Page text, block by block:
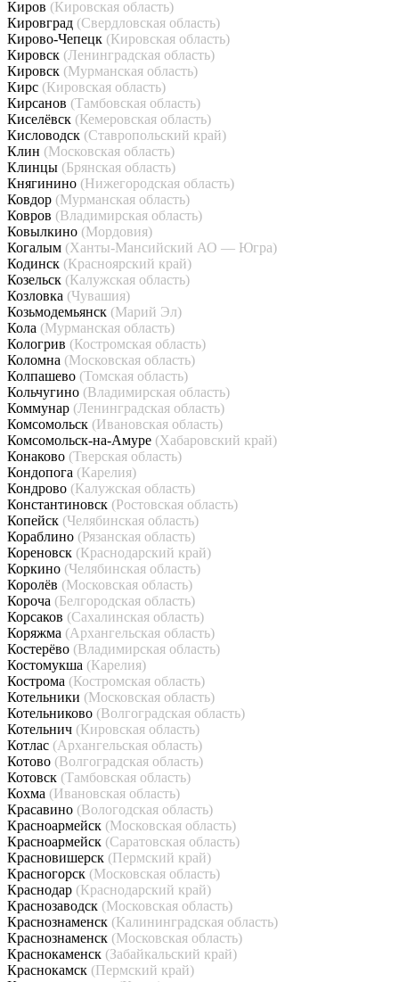
Киров (Кировская область)
Кировград (Свердловская область)
Кирово-Чепецк (Кировская область)
Кировск (Ленинградская область)
Кировск (Мурманская область)
Кирс (Кировская область)
Кирсанов (Тамбовская область)
Киселёвск (Кемеровская область)
Кисловодск (Ставропольский край)
Клин (Московская область)
Клинцы (Брянская область)
Княгинино (Нижегородская область)
Ковдор (Мурманская область)
Ковров (Владимирская область)
Ковылкино (Мордовия)
Когалым (Ханты-Мансийский АО — Югра)
Кодинск (Красноярский край)
Козельск (Калужская область)
Козловка (Чувашия)
Козьмодемьянск (Марий Эл)
Кола (Мурманская область)
Кологрив (Костромская область)
Коломна (Московская область)
Колпашево (Томская область)
Кольчугино (Владимирская область)
Коммунар (Ленинградская область)
Комсомольск (Ивановская область)
Комсомольск-на-Амуре (Хабаровский край)
Конаково (Тверская область)
Кондопога (Карелия)
Кондрово (Калужская область)
Константиновск (Ростовская область)
Копейск (Челябинская область)
Кораблино (Рязанская область)
Кореновск (Краснодарский край)
Коркино (Челябинская область)
Королёв (Московская область)
Короча (Белгородская область)
Корсаков (Сахалинская область)
Коряжма (Архангельская область)
Костерёво (Владимирская область)
Костомукша (Карелия)
Кострома (Костромская область)
Котельники (Московская область)
Котельниково (Волгоградская область)
Котельнич (Кировская область)
Котлас (Архангельская область)
Котово (Волгоградская область)
Котовск (Тамбовская область)
Кохма (Ивановская область)
Красавино (Вологодская область)
Красноармейск (Московская область)
Красноармейск (Саратовская область)
Красновишерск (Пермский край)
Красногорск (Московская область)
Краснодар (Краснодарский край)
Краснозаводск (Московская область)
Краснознаменск (Калининградская область)
Краснознаменск (Московская область)
Краснокаменск (Забайкальский край)
Краснокамск (Пермский край)